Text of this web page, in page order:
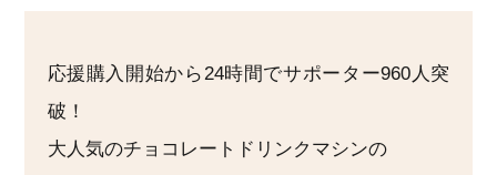
応援購入開始から24時間でサポーター960人突
破！
大人気のチョコレートドリンクマシンの